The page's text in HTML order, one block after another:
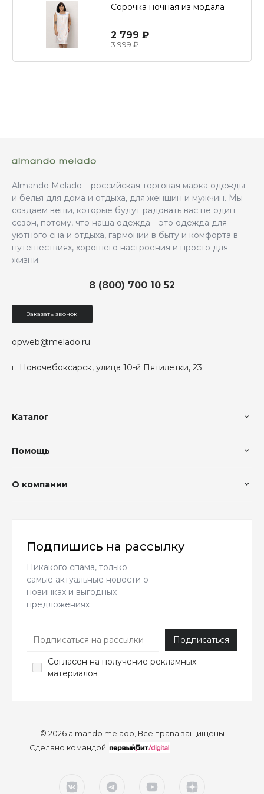
Сорочка ночная из модала
2 799 ₽
3 999 ₽
Almando Melado – российская торговая марка одежды
и белья для дома и отдыха, для женщин и мужчин. Мы
создаем вещи, которые будут радовать вас не один
сезон, потому, что наша одежда – это одежда для
уютного сна и отдыха, гармонии в быту и комфорта в
путешествиях, хорошего настроения и просто для
жизни.
г. Новочебоксарск, улица 10-й Пятилетки, 23
8 (800) 700 10 52
opweb@melado.ru
Заказать звонок
Каталог
Помощь
О компании
Подпишись на рассылку
Никакого спама, только
самые актуальные новости о
новинках и выгодных
предложениях
Согласен на получение рекламных
материалов
© 2026 almando melado, Все права защищены
Сделано командой